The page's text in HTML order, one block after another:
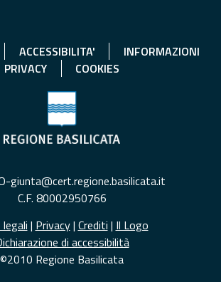
ACCESSIBILITA'
INFORMAZIONI
PRIVACY
COOKIES
giunta@cert.regione.basilicata.it
C.F. 80002950766
| Privacy| Crediti | Il Logo
di accessibilità
©2010 Regione Basilicata